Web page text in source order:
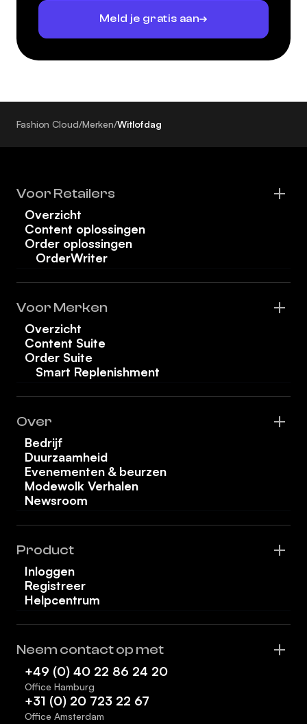
Meld je gratis aan
Fashion Cloud/Merken/Witlofdag
Voor Retailers
Overzicht
Content oplossingen
Order oplossingen
OrderWriter
Voor Merken
Overzicht
Content Suite
Order Suite
Smart Replenishment
Over
Bedrijf
Duurzaamheid
Evenementen & beurzen
Modewolk Verhalen
Newsroom
Product
Inloggen
Registreer
Helpcentrum
Neem contact op met
+49 (0) 40 22 86 24 20
Office Hamburg
+31 (0) 20 723 22 67
Office Amsterdam